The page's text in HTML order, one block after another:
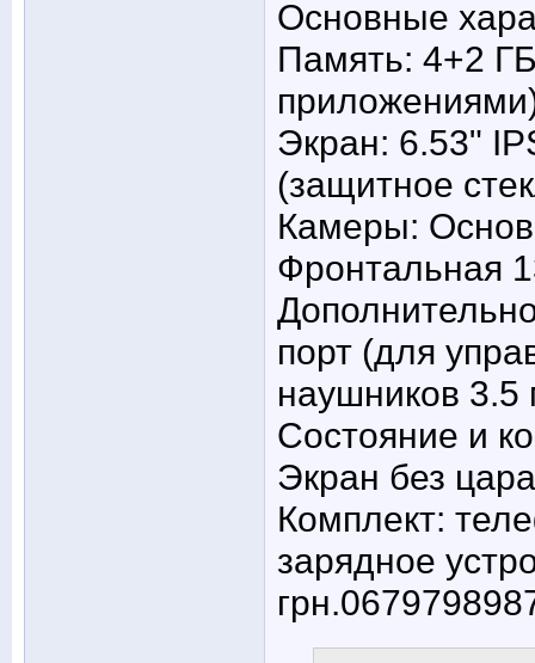
Основные
Память: 4+2
Экран: 6.53"
(защитное
Камеры:
Фронтальная
порт (для
наушников
Состояние и
Экран без
Комплект:
зарядное